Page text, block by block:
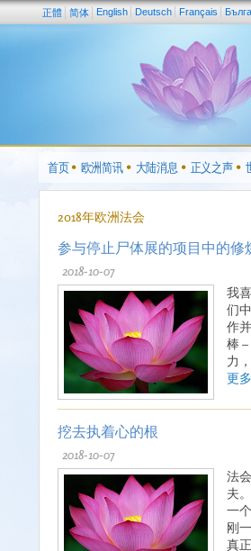
正體 简体 English Deutsch Français
首页 欧洲简讯 大陆消息 正义之声
2018年欧洲法会
参与停止尸体展的项目中的修
2018-10-07
我
们
作
棒
力
更
挖去执着心的根
2018-10-07
法
夫
一
刚
真